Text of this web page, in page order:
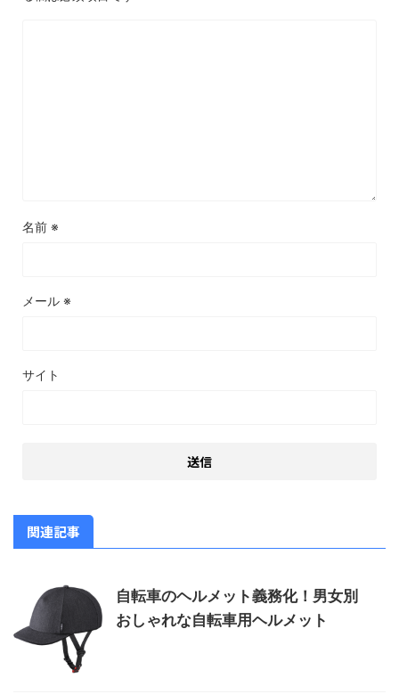
名前 ※
メール ※
サイト
関連記事
自転車のヘルメット義務化！男女別
おしゃれな自転車用ヘルメット